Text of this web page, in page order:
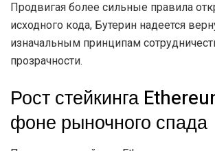
Продвигая более сильные правила
исходного кода, Бутерин надеется
изначальным принципам
прозрачности.
Рост стейкинга
фоне рыночного спада